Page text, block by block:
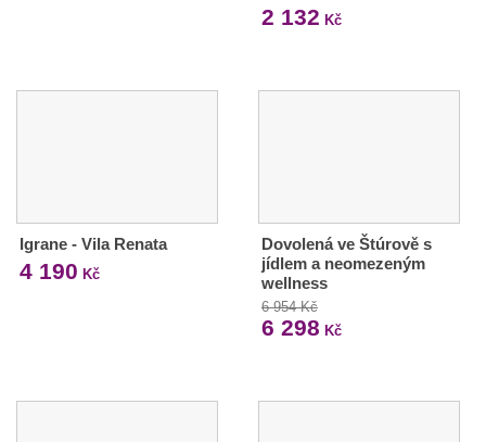
2 132 Kč
Igrane - Vila Renata
4 190 Kč
Dovolená ve Štúrově s
jídlem a neomezeným
wellness
6 954 Kč
6 298 Kč